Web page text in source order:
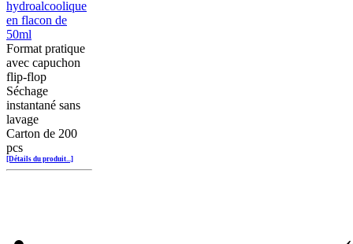
Format pratique
avec capuchon
flip-flop
Séchage
instantané sans
lavage
Carton de 200
pcs
[Détails du produit...]